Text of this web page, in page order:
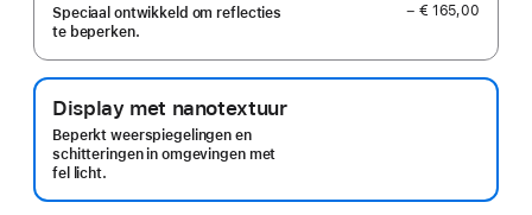
Speciaal ontwikkeld om reflecties
te beperken.
− € 165,00
Display met nanotextuur
Beperkt weerspiegelingen en
schitteringen in omgevingen met
fel licht.